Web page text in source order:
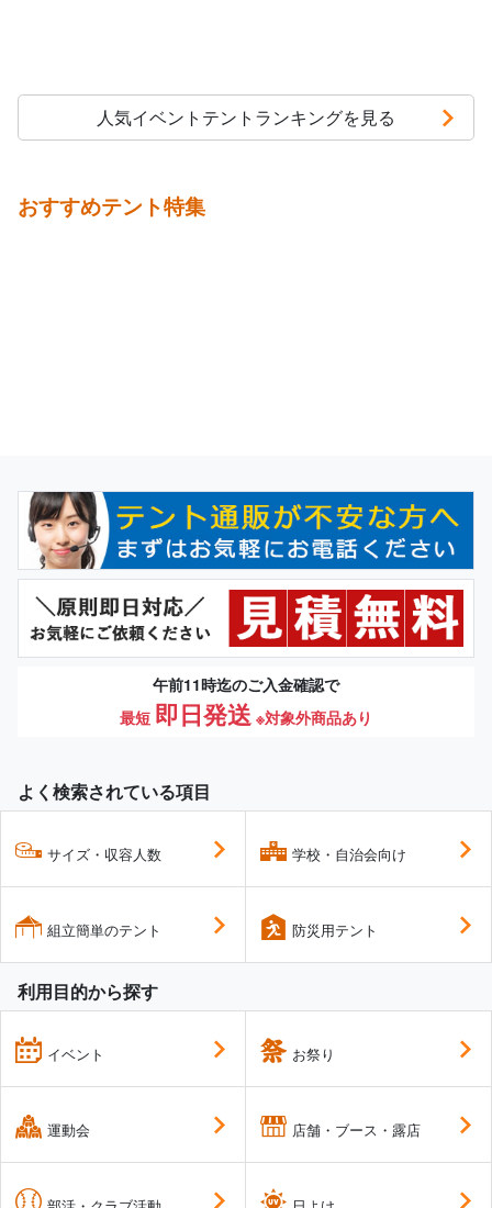
人気イベントテントランキングを見る
おすすめテント特集
午前11時迄のご入金確認で
最短 即日発送 ※対象外商品あり
よく検索されている項目
サイズ・収容人数
組立簡単のテント
学校・自治会向け
防災用テント
利用目的から探す
イベント
運動会
お祭り
店舗・ブース・露店